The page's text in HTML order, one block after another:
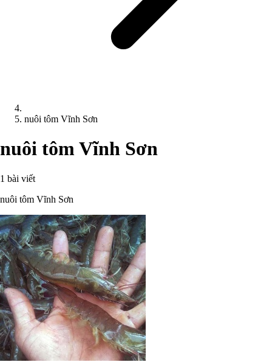
nuôi tôm Vĩnh Sơn
nuôi tôm Vĩnh Sơn
1 bài viết
nuôi tôm Vĩnh Sơn